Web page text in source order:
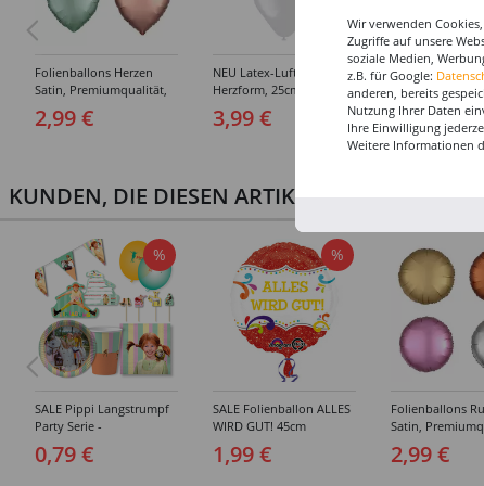
Folienballons Herzen
Satin, Premiumqualität,
beidseitig bedruckt,
Größe: ca. 43 cm -
2,99 €
NEU Latex-Luftballons in
Herzform, 25cm
Durchmesser, 8 Stück,
verschiedene Farben
3,99 €
SALE
Herzen
beidseitig
Größe: ca. 45
1,99 €
KUNDEN, DIE DIESEN ARTIKEL GEKAUFT
%
SALE Pippi Langstrumpf
Party Serie -
Verschiedene
Geburtstagsartikel
0,79 €
%
SALE Folienballon ALLES
WIRD GUT! 45cm
1,99 €
Folienballons
Satin,
beidseitig
Größe: ca. 43 cm -
2,99 €
Wir verwenden
Zugriffe auf unsere
soziale Medien,
z.B. für Google:
anderen, bereits
Nutzung Ihrer Daten
Ihre Einwilligung
Weitere Informationen